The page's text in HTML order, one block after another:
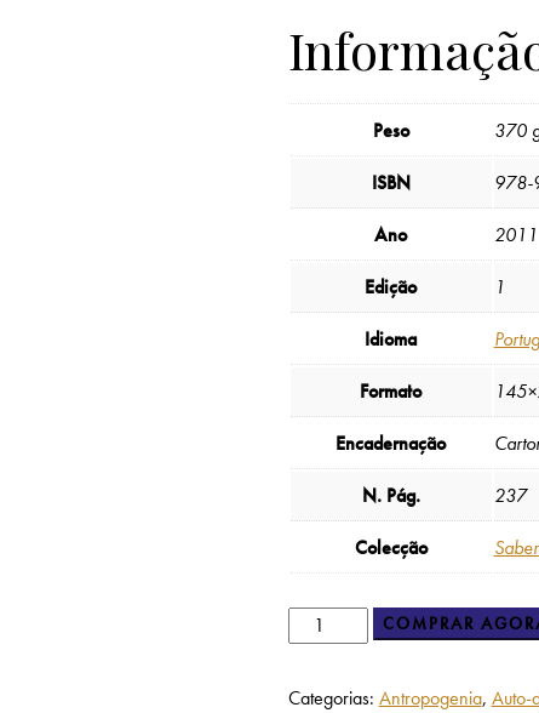
Peso 370
ISBN 978-
Ano 2011
Edição 1
Idioma
Formato
Encadernação
N. Pág. 237
Colecção
COMPRAR
Categorias: Antropogenia, Auto-